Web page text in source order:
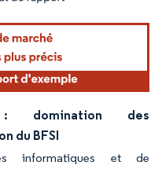
domination des
du BFSI
informatiques et de